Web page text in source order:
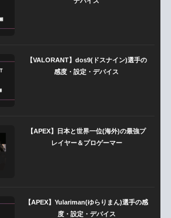
【VALORANT】dos9(ドスナイン)選手の
感度・設定・デバイス
【APEX】日本と世界一位(海外)の最強プ
レイヤー＆プロゲーマー
【APEX】Yulariman(ゆらりまん)選手の感
度・設定・デバイス